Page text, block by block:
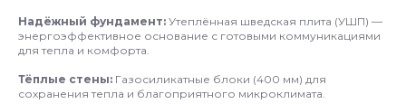
Надёжный фундамент: Утеплённая шведская плита (УШП) —
энергоэффективное основание с готовыми коммуникациями
для тепла и комфорта.
Тёплые стены: Газосиликатные блоки (400 мм) для
сохранения тепла и благоприятного микроклимата.